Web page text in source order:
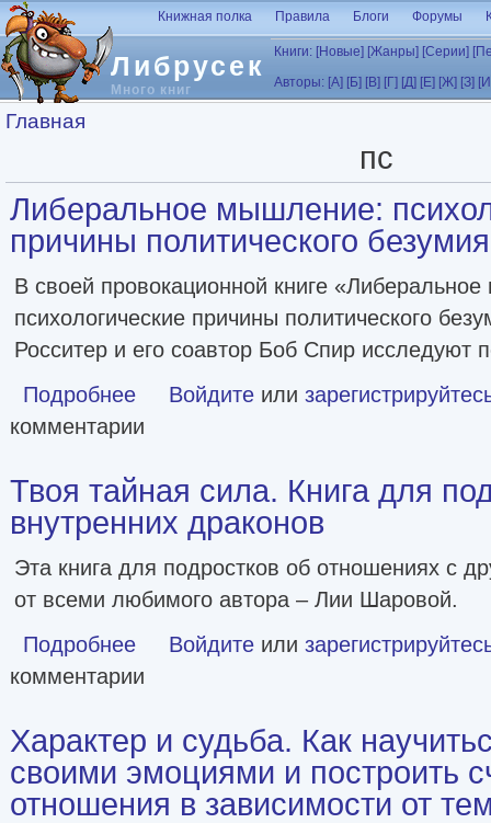
Перейти к основному содержанию
Либрусек
Много книг
Книжная полка Правила Блоги Форумы
Книги: [Новые] [Жанры] [Серии]
Авторы: [А] [Б] [В] [Г] [Д] [Е] [Ж] [З]
Вы здесь
Главная
пс
Либеральное мышление:
причины политического
В своей провокационной книге
психологические причины политического
Росситер и его соавтор Боб Спир исследуют
Подробнее о Либеральное мышление: психологические причины
Войдите или
комментарии
Твоя тайная сила. Книга для
внутренних драконов
Эта книга для подростков об отношениях с
от всеми любимого автора – Лии Шаровой.
Подробнее о Твоя тайная сила. Книга для подростков и их
Войдите или
комментарии
Характер и судьба. Как
своими эмоциями и построить
отношения в зависимости от